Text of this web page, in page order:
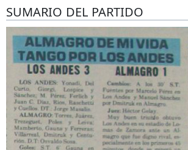
SUMARIO DEL PARTIDO